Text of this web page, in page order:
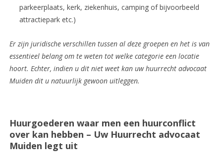
parkeerplaats, kerk, ziekenhuis, camping of bijvoorbeeld
attractiepark etc.)
Er zijn juridische verschillen tussen al deze groepen en het is van
essentieel belang om te weten tot welke categorie een locatie
hoort. Echter, indien u dit niet weet kan uw huurrecht advocaat
Muiden dit u natuurlijk gewoon uitleggen.
Huurgoederen waar men een huurconflict
over kan hebben – Uw Huurrecht advocaat
Muiden legt uit